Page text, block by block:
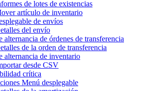
de lotes de existencias
artículo de inventario
de envíos
del envío
alternancia de órdenes de transferencia
de la orden de transferencia
alternancia de inventario
desde CSV
crítica
Menú desplegable